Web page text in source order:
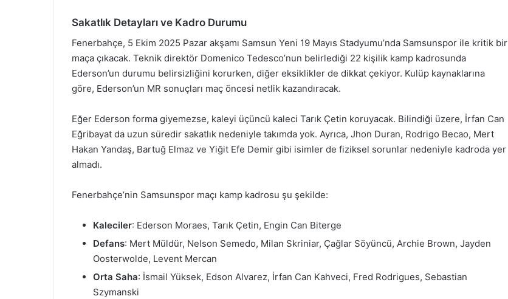
Sakatlık Detayları ve Kadro Durumu
Fenerbahçe, 5 Ekim 2025 Pazar akşamı Samsun Yeni 19 Mayıs Stadyumu’nda Samsunspor ile kritik bir
maça çıkacak. Teknik direktör Domenico Tedesco’nun belirlediği 22 kişilik kamp kadrosunda
Ederson’un durumu belirsizliğini korurken, diğer eksiklikler de dikkat çekiyor. Kulüp kaynaklarına
göre, Ederson’un MR sonuçları maç öncesi netlik kazandıracak.
Eğer Ederson forma giyemezse, kaleyi üçüncü kaleci Tarık Çetin koruyacak. Bilindiği üzere, İrfan Can
Eğribayat da uzun süredir sakatlık nedeniyle takımda yok. Ayrıca, Jhon Duran, Rodrigo Becao, Mert
Hakan Yandaş, Bartuğ Elmaz ve Yiğit Efe Demir gibi isimler de fiziksel sorunlar nedeniyle kadroda yer
almadı.
Fenerbahçe’nin Samsunspor maçı kamp kadrosu şu şekilde:
Kaleciler: Ederson Moraes, Tarık Çetin, Engin Can Biterge
Defans: Mert Müldür, Nelson Semedo, Milan Skriniar, Çağlar Söyüncü, Archie Brown, Jayden
Oosterwolde, Levent Mercan
Orta Saha: İsmail Yüksek, Edson Alvarez, İrfan Can Kahveci, Fred Rodrigues, Sebastian
Szymanski